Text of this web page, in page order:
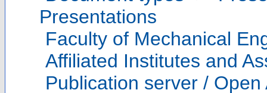
Presentations
Faculty of Mechanical
Affiliated Institutes and
Publication server / Open